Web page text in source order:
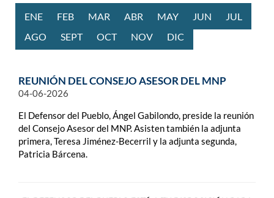
ENE FEB REROMAR ABR BRILMAY JUN JUL
AGO STOSEPTIEMBRE
OCTUBRENOV IEMBRE
DIC
REUNIÓN DEL CONSEJO ASESOR DEL MNP
04-06-2026
El Defensor del Pueblo, Ángel Gabilondo, preside la reunión
del Consejo Asesor del MNP. Asisten también la adjunta
primera, Teresa Jiménez-Becerril y la adjunta segunda,
Patricia Bárcena.